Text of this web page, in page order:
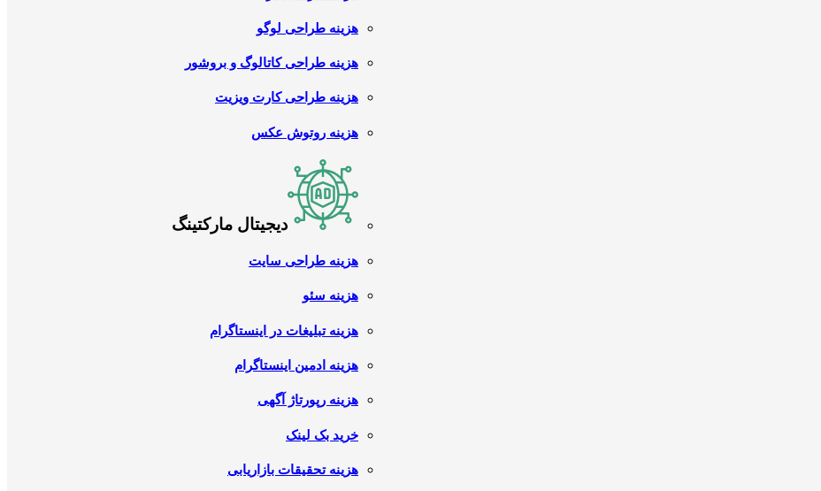
هزینه طراحی لوگو
هزینه طراحی کاتالوگ و بروشور
هزینه طراحی کارت ویزیت
هزینه روتوش عکس
دیجیتال مارکتینگ
هزینه طراحی سایت
هزینه سئو
هزینه تبلیغات در اینستاگرام
هزینه ادمین اینستاگرام
هزینه رپورتاژ آگهی
خرید بک لینک
هزینه تحقیقات بازاریابی